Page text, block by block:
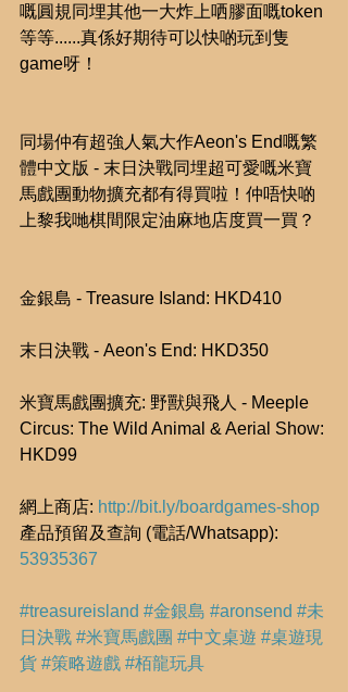
嘅圓規同埋其他一大炸上哂膠面嘅token
等等......真係好期待可以快啲玩到隻
game呀！
同場仲有超強人氣大作Aeon's End嘅繁
體中文版 - 末日決戰同埋超可愛嘅米寶
馬戲團動物擴充都有得買啦！仲唔快啲
上黎我哋棋間限定油麻地店度買一買？
金銀島 - Treasure Island: HKD410
末日決戰 - Aeon's End: HKD350
米寶馬戲團擴充: 野獸與飛人 - Meeple
Circus: The Wild Animal & Aerial Show:
HKD99
網上商店: http://bit.ly/boardgames-shop
產品預留及查詢 (電話/Whatsapp):
53935367
#treasureisland #金銀島 #aronsend #未
日決戰 #米寶馬戲團 #中文桌遊 #桌遊現
貨 #策略遊戲 #栢龍玩具